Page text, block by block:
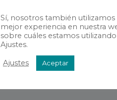
Sí, nosotros también utilizamos
mejor experiencia en nuestra
sobre cuáles estamos
Ajustes.
Ajustes Aceptar